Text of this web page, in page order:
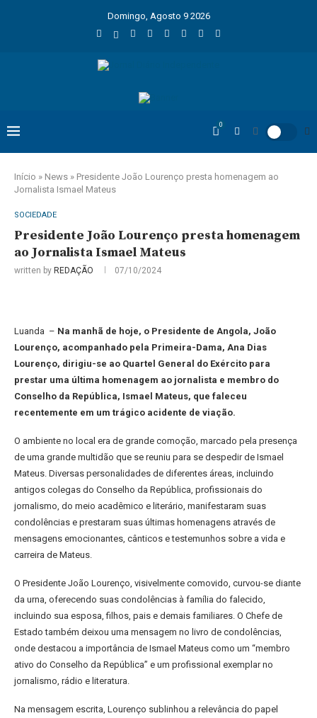
Domingo, Agosto 9 2026
0
Início » News » Presidente João Lourenço presta homenagem ao
Jornalista Ismael Mateus
SOCIEDADE
Presidente João Lourenço presta homenagem
ao Jornalista Ismael Mateus
written by REDAÇÃO 07/10/2024
Luanda – Na manhã de hoje, o Presidente de Angola, João
Lourenço, acompanhado pela Primeira-Dama, Ana Dias
Lourenço, dirigiu-se ao Quartel General do Exército para
prestar uma última homenagem ao jornalista e membro do
Conselho da República, Ismael Mateus, que faleceu
recentemente em um trágico acidente de viação.
O ambiente no local era de grande comoção, marcado pela presença
de uma grande multidão que se reuniu para se despedir de Ismael
Mateus. Diversas personalidades de diferentes áreas, incluindo
antigos colegas do Conselho da República, profissionais do
jornalismo, do meio acadêmico e literário, manifestaram suas
condolências e prestaram suas últimas homenagens através de
mensagens emocionantes, cânticos e testemunhos sobre a vida e
carreira de Mateus.
O Presidente João Lourenço, visivelmente comovido, curvou-se diante
da urna, oferecendo suas condolências à família do falecido,
incluindo sua esposa, filhos, pais e demais familiares. O Chefe de
Estado também deixou uma mensagem no livro de condolências,
onde destacou a importância de Ismael Mateus como um “membro
ativo do Conselho da República” e um profissional exemplar no
jornalismo, rádio e literatura.
Na mensagem escrita, Lourenço sublinhou a relevância do papel